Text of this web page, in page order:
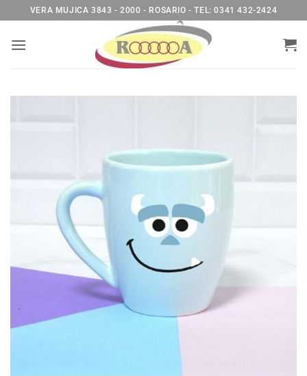
al
contenido
VERA MUJICA 3843 - 2000 - ROSARIO - TEL: 0341 432-2424